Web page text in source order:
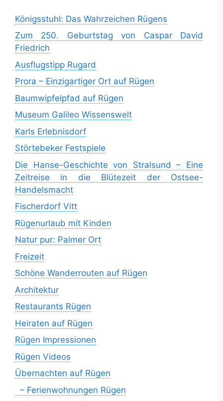
Königsstuhl: Das Wahrzeichen Rügens
Zum 250. Geburtstag von Caspar David
Friedrich
Ausflugstipp Rugard
Prora – Einzigartiger Ort auf Rügen
Baumwipfelpfad auf Rügen
Museum Galileo Wissenswelt
Karls Erlebnisdorf
Störtebeker Festspiele
Die Hanse-Geschichte von Stralsund – Eine
Zeitreise in die Blütezeit der Ostsee-
Handelsmacht
Fischerdorf Vitt
Rügenurlaub mit Kinden
Natur pur: Palmer Ort
Freizeit
Schöne Wanderrouten auf Rügen
Architektur
Restaurants Rügen
Heiraten auf Rügen
Rügen Impressionen
Rügen Videos
Übernachten auf Rügen
– Ferienwohnungen Rügen